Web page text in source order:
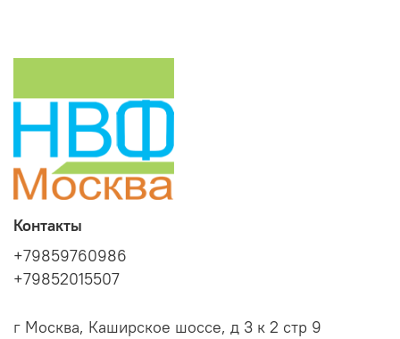
Контакты
+79859760986
+79852015507
г Москва, Каширское шоссе, д 3 к 2 стр 9